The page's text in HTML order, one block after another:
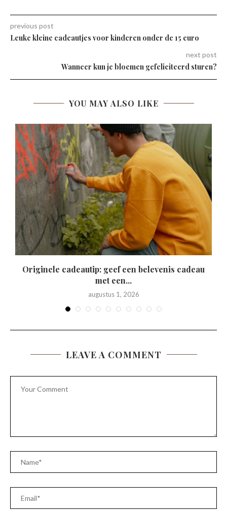
previous post
Leuke kleine cadeautjes voor kinderen onder de 15 euro
next post
Wanneer kun je bloemen gefeliciteerd sturen?
YOU MAY ALSO LIKE
Originele cadeautip: geef een belevenis cadeau
met een...
augustus 1, 2026
LEAVE A COMMENT